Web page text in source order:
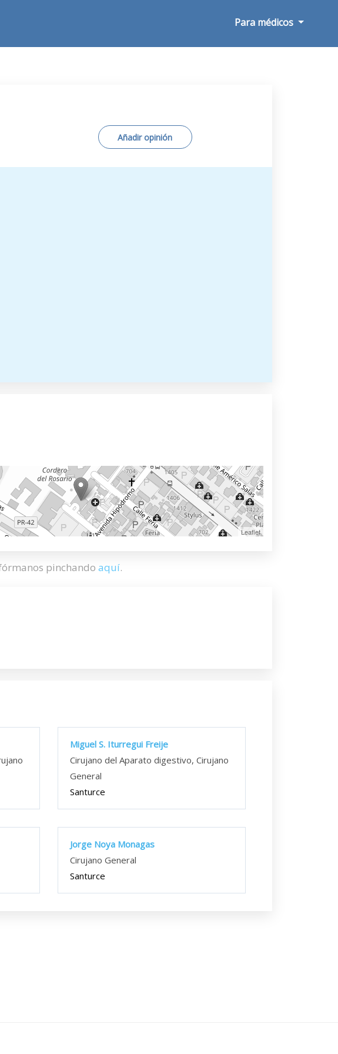
Para médicos
Añadir opinión
Leaflet
pinchando aquí.
Miguel S. Iturregui Freije
Cirujano del Aparato digestivo, Cirujano
General
Santurce
Jorge Noya Monagas
Cirujano General
Santurce